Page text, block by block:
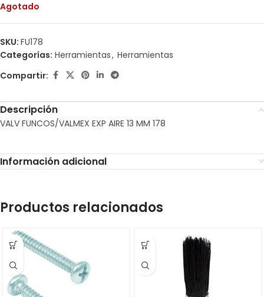
Agotado
SKU: FU178
Categorías: Herramientas, Herramientas
Compartir:
Descripción
VALV FUNCOS/VALMEX EXP AIRE 13 MM 178
Información adicional
Productos relacionados